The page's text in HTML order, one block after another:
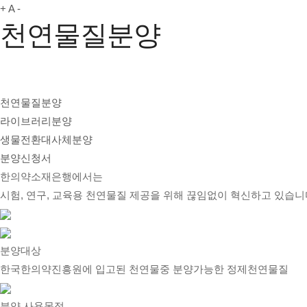
+ A -
천연물질분양
천연물질분양
라이브러리분양
생물전환대사체분양
분양신청서
한의약소재은행에서는
시험, 연구, 교육용 천연물질 제공을 위해 끊임없이 혁신하고 있습니
분양대상
한국한의약진흥원에 입고된 천연물중 분양가능한 정제천연물질